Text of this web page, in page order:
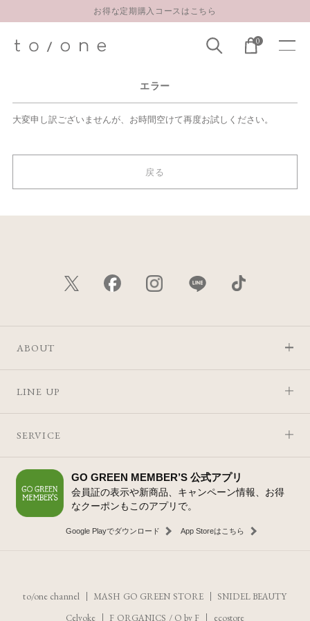
お得な定期購入コースはこちら
【重要】お盆期間中のお問い合わせと商品配送に関しまして
LINE お友達登録 500円OFFクーポンプレゼント
0
エラー
大変申し訳ございませんが、お時間空けて再度お試しください。
戻る
ABOUT
LINE UP
SERVICE
GO GREEN MEMBER’S 公式アプリ
会員証の表示や新商品、キャンペーン情報、お得
なクーポンもこのアプリで。
Google Playでダウンロード App Storeはこちら
to/one channel MASH GO GREEN STORE
SNIDEL BEAUTY
Celvoke
F ORGANICS / O by F ecostore